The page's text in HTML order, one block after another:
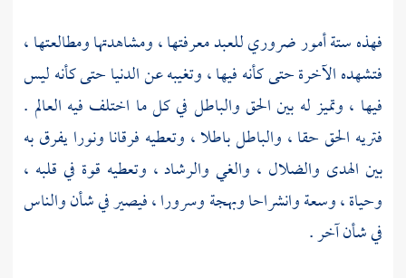
فهذه ستة أمور ضروري للعبد معرفتها ، ومشاهدتها ومطالعتها ،
فتشهده الآخرة حتى كأنه فيها ، وتغيبه عن الدنيا حتى كأنه ليس
فيها ، وتميز له بين الحق والباطل في كل ما اختلف فيه العالم .
فتريه الحق حقا ، والباطل باطلا ، وتعطيه فرقانا ونورا يفرق به
بين الهدى والضلال ، والغي والرشاد ، وتعطيه قوة في قلبه ،
وحياة ، وسعة وانشراحا وبهجة وسرورا ، فيصير في شأن والناس
في شأن آخر .